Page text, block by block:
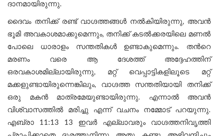
ദാനമായിരുന്നു.
ദൈവം തനിക്ക് രണ്ട് വാഗ്ദത്തങ്ങള്‍ നല്‍കിയിരുന്നു, അവൻ
ഭൂമി അവകാശമാക്കുമെന്നും, തനിക്ക് കടല്‍ക്കരയിലെ മണല്‍
പോലെ ധാരാളം സന്തതികൾ ഉണ്ടാകുമെന്നും. തന്‍റെ
മരണം വരെ ആ ദേശത്ത് അദ്ദേഹത്തിന്
ഒരവകാശമില്ലായിരുന്നു, മറ്റ് വെപ്പാട്ടികളിലൂടെ മറ്റ്
മക്കളുണ്ടായിരുന്നെങ്കിലും, വാഗ്ദത്ത സന്തതിയായി തനിക്ക്
ഒരു മകൻ മാത്രമേയുണ്ടായിരുന്നു. എന്നാൽ അവൻ
വിശ്വാസത്തിൽ മരിച്ചു എന്ന് വചനം നമ്മോട് പറയുന്നു.
എബ്രാ 11:13 13 ഇവർ എല്ലാവരും വാഗ്ദത്തനിവൃത്തി